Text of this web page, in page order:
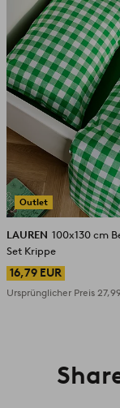
Outlet
LAUREN 100x130 cm
Set Krippe
16,79 EUR
Ursprünglicher Preis